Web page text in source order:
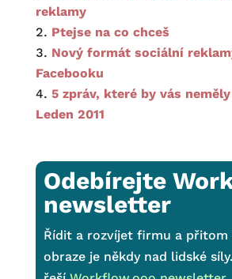
reklamy
Ptejse na co chceš
Nový formát sociální
Facebooku
5 zpráv, které by vás
Leden 2011
Odebírejte
newsletter
Řídit a rozvíjet firmu a přitom
obraze je někdy nad lidské